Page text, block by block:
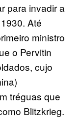
para invadir a
Até
ministro
o Pervitin
cujo
tréguas que
Blitzkrieg.